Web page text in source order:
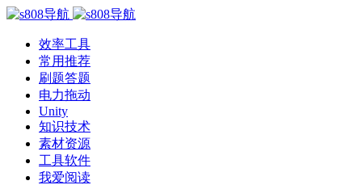
效率工具
常用推荐
刷题答题
电力拖动
Unity
知识技术
素材资源
工具软件
我爱阅读